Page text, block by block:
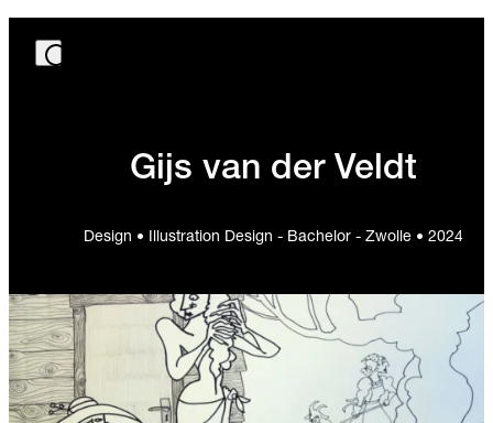
Gijs van der Veldt
Design • Illustration Design - Bachelor - Zwolle • 2024